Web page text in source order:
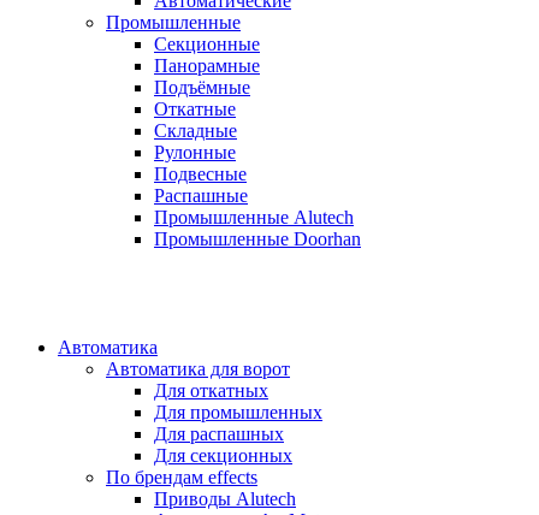
Промышленные
Секционные
Панорамные
Подъёмные
Откатные
Складные
Рулонные
Подвесные
Распашные
Промышленные Alutech
Промышленные Doorhan
Автоматика
Автоматика для ворот
Для откатных
Для промышленных
Для распашных
Для секционных
По брендам effects
Приводы Alutech